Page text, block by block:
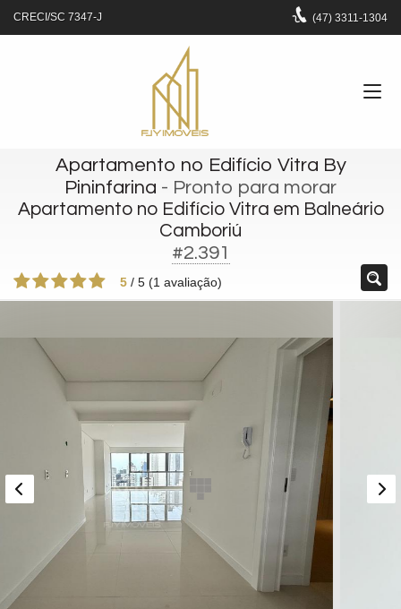
CRECI/SC 7347-J (47) 3311-1304
Apartamento no Edifício Vitra By
Pininfarina - Pronto para morar
Apartamento no Edifício Vitra em Balneário
Camboriú
#2.391
5 / 5 (1 avaliação)